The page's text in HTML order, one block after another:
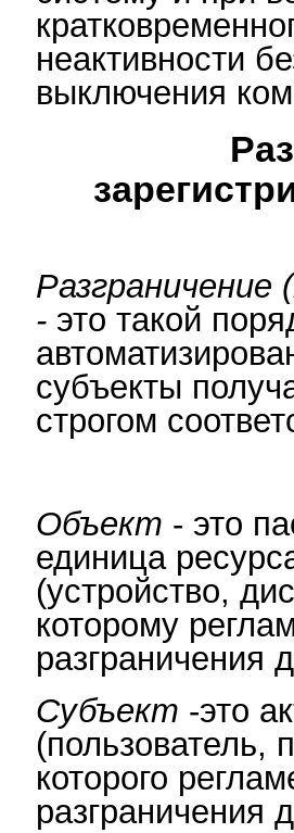
неактивности
выключения
- это такой
субъекты
строгом
Объект - это
единица
(устройство,
которому
разграничения
Субъект -это
(пользователь,
которого
разграничения